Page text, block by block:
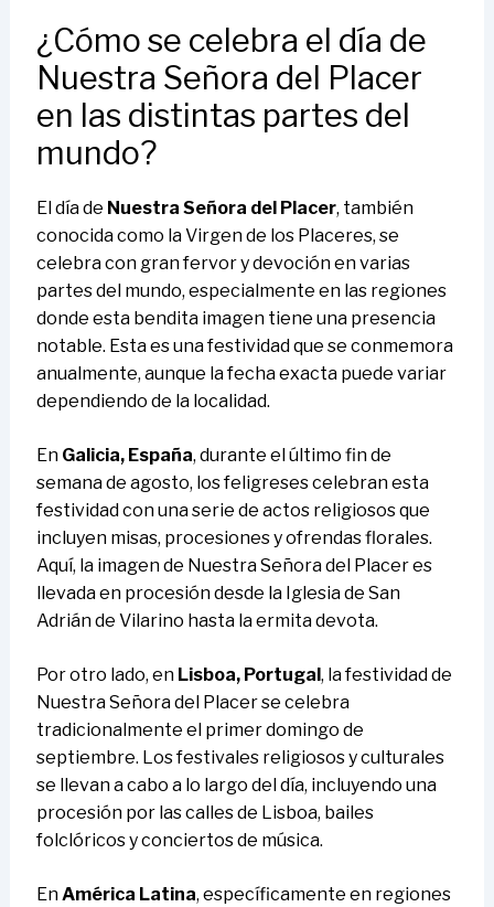
¿Cómo se celebra el día de
Nuestra Señora del Placer
en las distintas partes del
mundo?
El día de Nuestra Señora del Placer, también
conocida como la Virgen de los Placeres, se
celebra con gran fervor y devoción en varias
partes del mundo, especialmente en las regiones
donde esta bendita imagen tiene una presencia
notable. Esta es una festividad que se conmemora
anualmente, aunque la fecha exacta puede variar
dependiendo de la localidad.
En Galicia, España, durante el último fin de
semana de agosto, los feligreses celebran esta
festividad con una serie de actos religiosos que
incluyen misas, procesiones y ofrendas florales.
Aquí, la imagen de Nuestra Señora del Placer es
llevada en procesión desde la Iglesia de San
Adrián de Vilarino hasta la ermita devota.
Por otro lado, en Lisboa, Portugal , la festividad de
Nuestra Señora del Placer se celebra
tradicionalmente el primer domingo de
septiembre. Los festivales religiosos y culturales
se llevan a cabo a lo largo del día, incluyendo una
procesión por las calles de Lisboa, bailes
folclóricos y conciertos de música.
EnAmérica Latina, específicamente en regiones